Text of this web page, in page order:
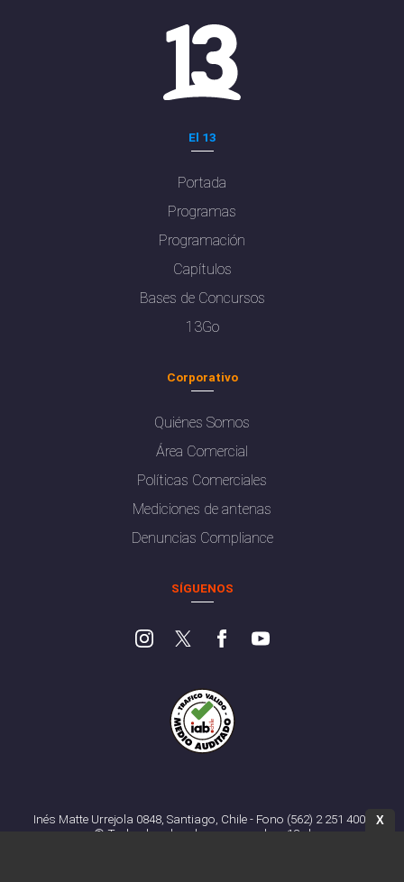
El 13
Portada
Programas
Programación
Capítulos
Bases de Concursos
13Go
Corporativo
Quiénes Somos
Área Comercial
Políticas Comerciales
Mediciones de antenas
Denuncias Compliance
SÍGUENOS
Inés Matte Urrejola 0848, Santiago, Chile - Fono (562) 2 251 4000
© Todos los derechos reservados. 13.cl
X